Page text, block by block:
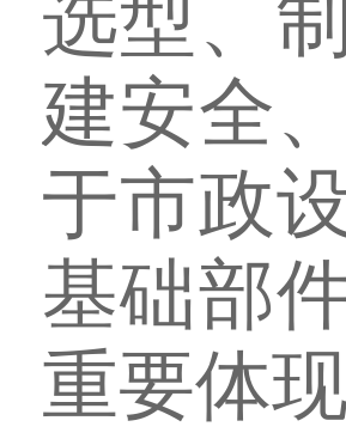
选型、
建安全
于市政
基础部
重要体现